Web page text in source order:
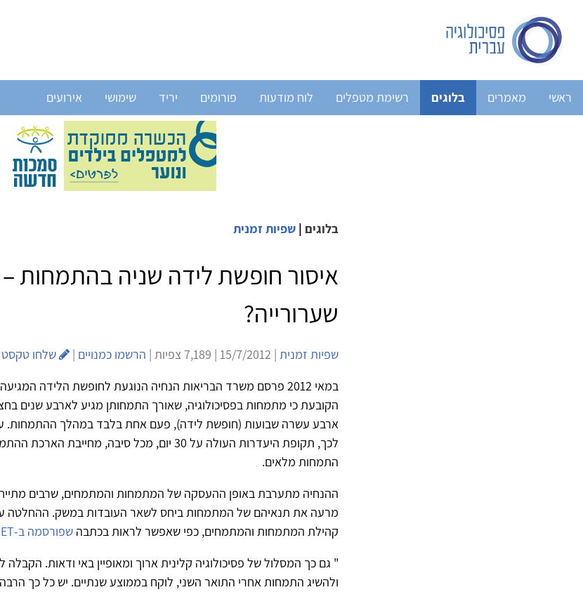
ראשי מאמרים בלוגים רשימת מטפלים לוח מודעות פורומים יריד שימושי אירועים
בלוגים | שפיות זמנית
איסור חופשת לידה שניה בהתמחות –
שערורייה?
שפיות זמנית | 15/7/2012 | 7,189 צפיות | הרשמו כמנויים |
שלחו טקסט
במאי 2012 פרסם משרד הבריאות הנחיה הנוגעת לחופשת הלידה
הקובעת כי מתמחות בפסיכולוגיה, שאורך התמחותן מגיע לארבע שנים
ארבע עשרה שבועות (חופשת לידה), פעם אחת בלבד במהלך ההתמחות.
התמחות מלאים.
ההנחיה מתערבת באופן ההעסקה של המתמחות והמתמחים, שרבים
מרעה את תנאיהם של המתמחות ביחס לשאר העובדות במשק. ההחלטה
קהילת המתמחות והמתמחים, כפי שאפשר לראות בכתבה שפורסמה ב-YNET:
" גם כך המסלול של פסיכולוגיה קלינית ארוך ומאופיין באי ודאות.
ולהשיג התמחות אחרי התואר השני, לוקח בממוצע שנתיים. יש כל כך